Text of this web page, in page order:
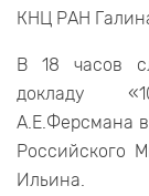
КНЦ РАН
В 18 часов
докладу
А.Е.Ферсмана
Российского
Ильина.